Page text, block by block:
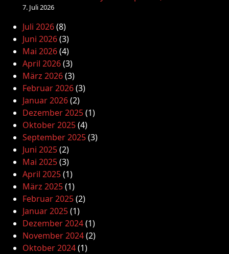
7. Juli 2026
Juli 2026(8)
Juni 2026(3)
Mai 2026(4)
April 2026(3)
März 2026(3)
Februar 2026(3)
Januar 2026(2)
Dezember 2025(1)
Oktober 2025(4)
September 2025(3)
Juni 2025(2)
Mai 2025(3)
April 2025(1)
März 2025(1)
Februar 2025(2)
Januar 2025(1)
Dezember 2024(1)
November 2024(2)
Oktober 2024(1)